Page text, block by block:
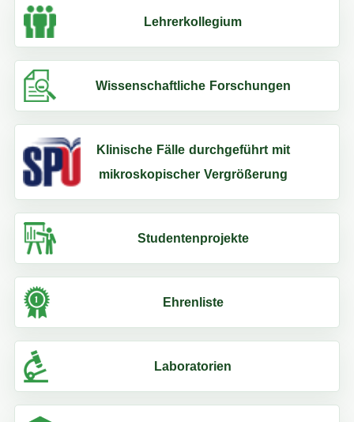
Lehrerkollegium
Wissenschaftliche Forschungen
Klinische Fälle durchgeführt mit
mikroskopischer Vergrößerung
Studentenprojekte
Ehrenliste
Laboratorien